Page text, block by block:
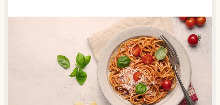
Anbieter finden
Nutzen Sie unsere große Mahlzeiten-Dienst-Suche,
um herauszufinden, welche Anbieter es in Ihrer
Region gibt und welcher am besten zu Ihnen passt.
Verschaffen Sie sich auch einen Überblick über die